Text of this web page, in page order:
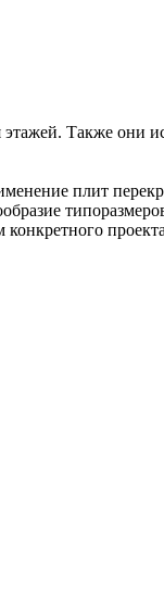
Также они
плит
конкретного